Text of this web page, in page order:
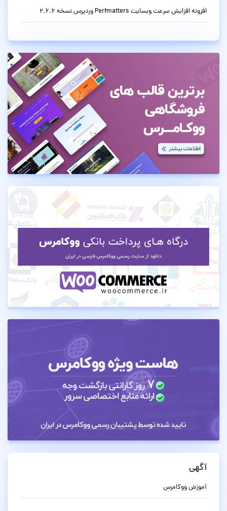
افزونه افزایش سرعت وبسایت Perfmatters وردپرس نسخه 2.6.6
آگهی
آموزش ووکامرس